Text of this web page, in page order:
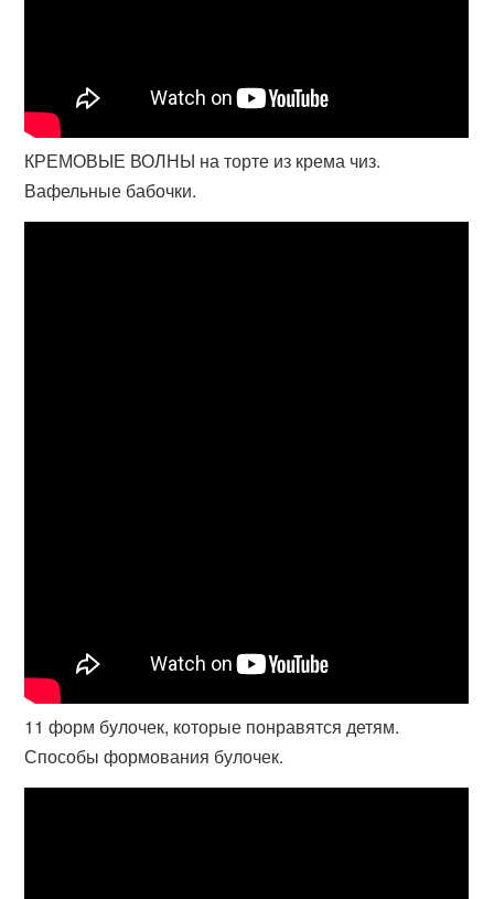
КРЕМОВЫЕ ВОЛНЫ на торте из крема чиз.
Вафельные бабочки.
11 форм булочек, которые понравятся детям.
Способы формования булочек.